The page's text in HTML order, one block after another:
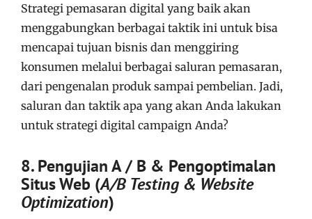
Strategi pemasaran digital yang baik akan
menggabungkan berbagai taktik ini untuk bisa
mencapai tujuan bisnis dan menggiring
konsumen melalui berbagai saluran pemasaran,
dari pengenalan produk sampai pembelian. Jadi,
saluran dan taktik apa yang akan Anda lakukan
untuk strategi digital campaign Anda?
8. Pengujian A / B & Pengoptimalan
Situs Web (A/B Testing & Website
Optimization)